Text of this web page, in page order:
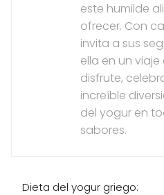
este humilde
ofrecer. Con
invita a sus
ella en un
disfrute,
increíble
del yogur en
sabores.
Dieta del yogur griego: